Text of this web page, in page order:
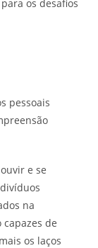
os desafios
pessoais
e se
na
de
os laços